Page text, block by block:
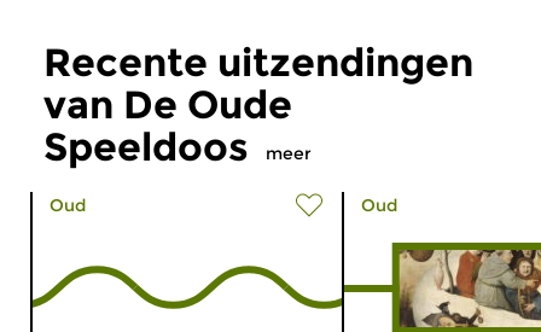
Recente uitzendingen
van De Oude
Speeldoos
meer
Oud Oud